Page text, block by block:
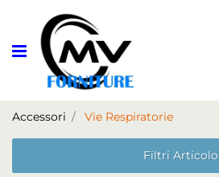
Open menu
Accessori Vie Respiratorie
Filtri Articolo